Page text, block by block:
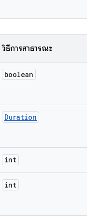
วิธีการสาธารณะ
boolean
Duration
int
int